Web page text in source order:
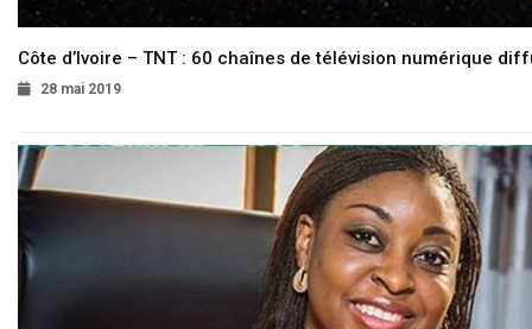
Côte d’Ivoire – TNT : 60 chaînes de télévision numérique
28 mai 2019